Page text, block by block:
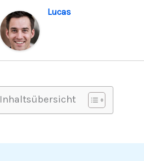
Lucas
Inhaltsübersicht